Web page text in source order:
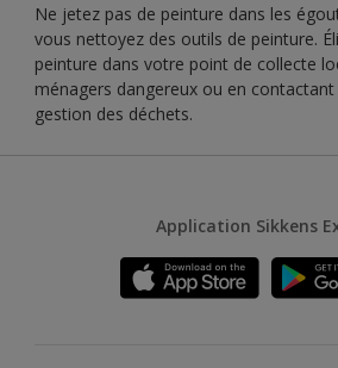
Ne jetez pas de peinture dans les
vous nettoyez des outils de peinture.
peinture dans votre point de collecte
ménagers dangereux ou en
gestion des déchets.
Application Sikkens